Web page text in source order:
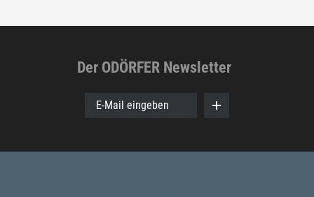
Der ODÖRFER Newsletter
E-Mail eingeben